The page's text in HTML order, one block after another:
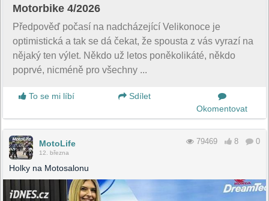
Motorbike 4/2026
Předpověď počasí na nadcházející Velikonoce je
optimistická a tak se dá čekat, že spousta z vás vyrazí na
nějaký ten výlet. Někdo už letos poněkolikáté, někdo
poprvé, nicméně pro všechny ...
To se mi líbí
Sdílet
Okomentovat
MotoLife
12. března
79469 8 0
Holky na Motosalonu